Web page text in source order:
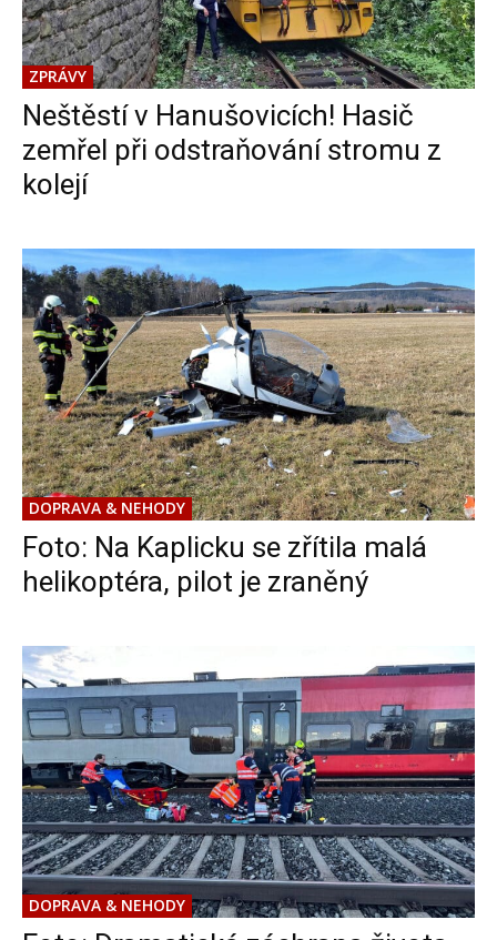
ZPRÁVY
Neštěstí v Hanušovicích! Hasič
zemřel při odstraňování stromu z
kolejí
DOPRAVA & NEHODY
Foto: Na Kaplicku se zřítila malá
helikoptéra, pilot je zraněný
DOPRAVA & NEHODY